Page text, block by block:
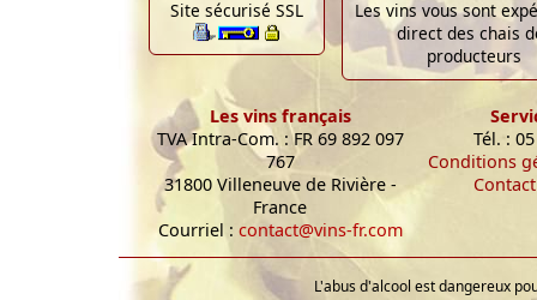
Site sécurisé SSL
Les vins vous sont
direct des chais
producteurs
Les vins français
TVA Intra-Com. : FR 69 892 097
767
31800 Villeneuve de Rivière -
France
Courriel : contact@vins-fr.com
Tél. :
Conditions
Contact
L'abus d'alcool est dangereux